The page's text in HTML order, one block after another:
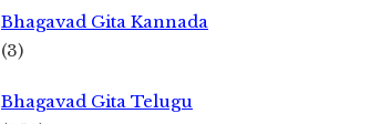
Bhagavad Gita Kannada
(3)
Bhagavad Gita Telugu